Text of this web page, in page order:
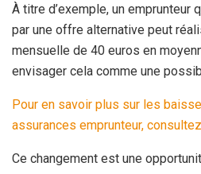
À titre d’exemple, un emprunteur
par une offre alternative peut
mensuelle de 40 euros en
envisager cela comme une
Pour en savoir plus sur les
assurances emprunteur,
Ce changement est une